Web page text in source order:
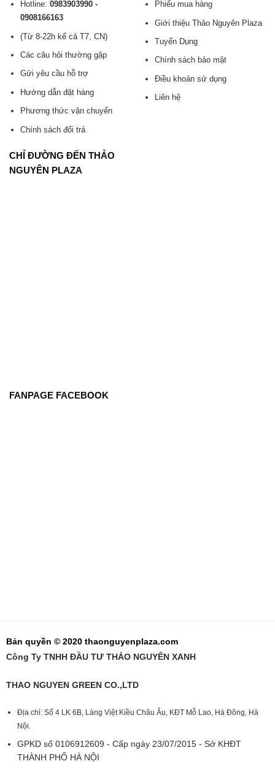
Hotline: 0983903990 -
0908166163
(Từ 8-22h kể cả T7, CN)
Các câu hỏi thường gặp
Gửi yêu cầu hỗ trợ
Hướng dẫn đặt hàng
Phương thức vận chuyển
Chính sách đổi trả
Phiếu mua hàng
Giới thiệu Thảo Nguyên Plaza
Tuyển Dụng
Chính sách bảo mật
Điều khoản sử dụng
Liên hệ
CHỈ ĐƯỜNG ĐẾN THẢO
NGUYÊN PLAZA
FANPAGE FACEBOOK
Bản quyền © 2020 thaonguyenplaza.com
Công Ty TNHH ĐẦU TƯ THẢO NGUYÊN XANH
THAO NGUYEN GREEN CO.,LTD
Địa chỉ: Số 4 LK 6B, Làng Việt Kiều Châu Âu, KĐT Mỗ Lao, Hà Đông, Hà
Nội.
GPKD số 0106912609 - Cấp ngày 23/07/2015 - Sở KHĐT
THÀNH PHỐ HÀ NỘI